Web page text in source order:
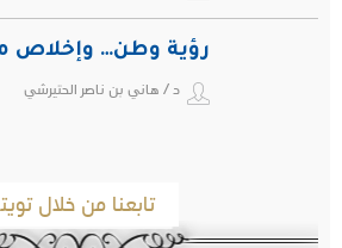
رؤية وطن… وإخلاص
د / هاني بن ناصر الحتيرشي
تابعنا من خلال